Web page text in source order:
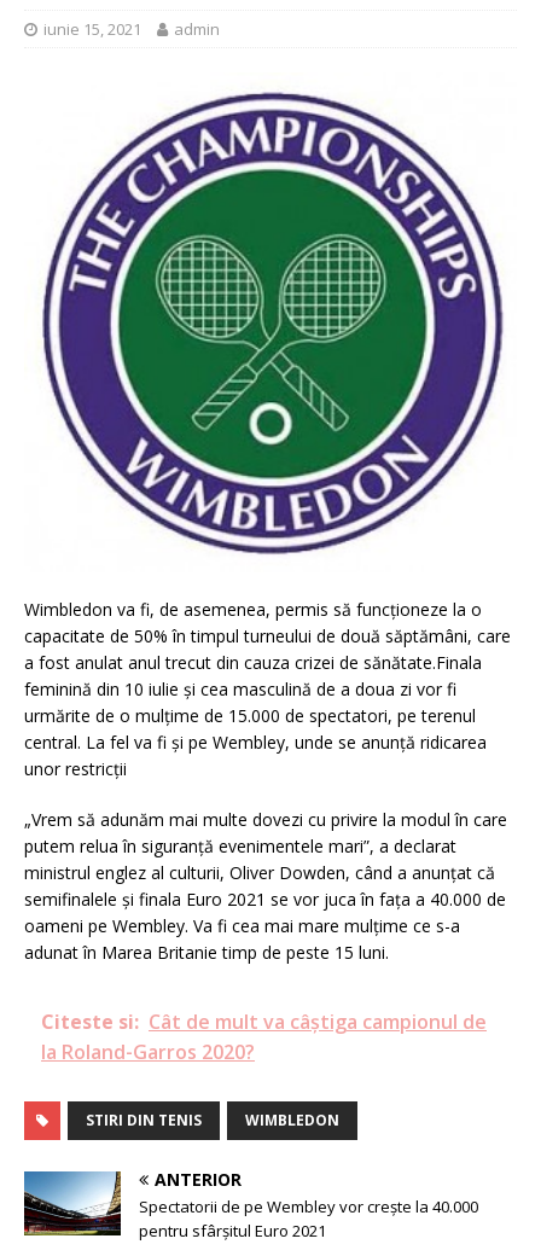
iunie 15, 2021 admin
Wimbledon va fi, de asemenea, permis să funcționeze la o
capacitate de 50% în timpul turneului de două săptămâni, care
a fost anulat anul trecut din cauza crizei de sănătate.Finala
feminină din 10 iulie și cea masculină de a doua zi vor fi
urmărite de o mulțime de 15.000 de spectatori, pe terenul
central. La fel va fi și pe Wembley, unde se anunță ridicarea
unor restricții
„Vrem să adunăm mai multe dovezi cu privire la modul în care
putem relua în siguranță evenimentele mari”, a declarat
ministrul englez al culturii, Oliver Dowden, când a anunțat că
semifinalele și finala Euro 2021 se vor juca în fața a 40.000 de
oameni pe Wembley. Va fi cea mai mare mulțime ce s-a
adunat în Marea Britanie timp de peste 15 luni.
Citeste si: Cât de mult va câștiga campionul de
la Roland-Garros 2020?
STIRI DIN TENIS WIMBLEDON
ANTERIOR
Spectatorii de pe Wembley vor crește la 40.000
pentru sfârșitul Euro 2021